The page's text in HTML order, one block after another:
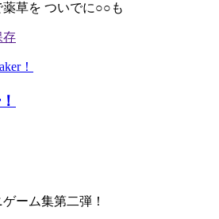
草を ついでに○○も
ーム集第二弾！